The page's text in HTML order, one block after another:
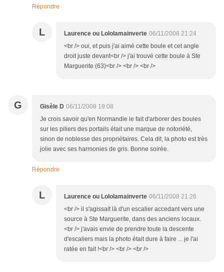
Répondre
L Laurence ou Lololamainverte 06/11/2008 21:24
<br /> oui, et puis j'ai aimé cette boule et cet angle
droit juste devant<br /> j'ai trouvé cette boule à Ste
Marguerite (63)<br /> <br /> <br />
G Gisèle D 06/11/2008 19:08
Je crois savoir qu'en Normandie le fait d'arborer des boules
sur les piliers des portails était une marque de notoriété,
sinon de noblesse des propriétaires. Cela dit, la photo est très
jolie avec ses harmonies de gris. Bonne soirée.
Répondre
L Laurence ou Lololamainverte 06/11/2008 21:26
<br /> il s'agissait là d'un escalier accedant vers une
source à Ste Marguerite, dans des anciens locaux.
<br /> j'avais envie de prendre toute la descente
d'escaliers mais la photo était dure à faire ... je l'ai
ratée en fait !<br /> <br /> <br />